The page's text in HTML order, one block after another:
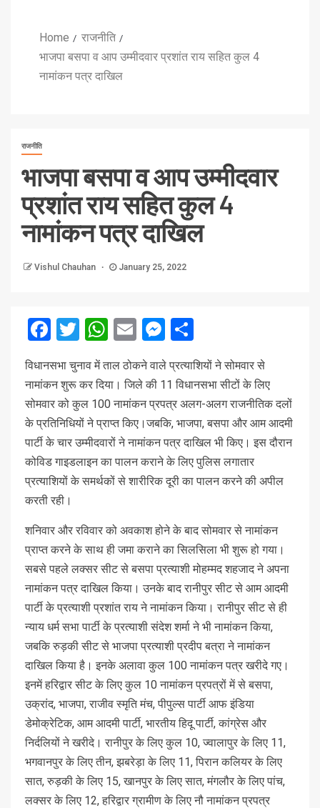
Home
राजनीति
भाजपा बसपा व आप उम्मीदवार प्रशांत राय सहित कुल 4
नामांकन पत्र दाखिल
राजनीति
भाजपा बसपा व आप उम्मीदवार
प्रशांत राय सहित कुल 4
नामांकन पत्र दाखिल
Vishul Chauhan January 25, 2022
Facebook
Twitter
WhatsApp
EmailMessenger
विधानसभा चुनाव में ताल ठोकने वाले प्रत्याशियों ने सोमवार से
नामांकन शुरू कर दिया। जिले की 11 विधानसभा सीटों के लिए
सोमवार को कुल 100 नामांकन प्रपत्र अलग-अलग राजनीतिक दलों
के प्रतिनिधियों ने प्राप्त किए।जबकि, भाजपा, बसपा और आम आदमी
पार्टी के चार उम्मीदवारों ने नामांकन पत्र दाखिल भी किए। इस दौरान
कोविड गाइडलाइन का पालन कराने के लिए पुलिस लगातार
प्रत्याशियों के समर्थकों से शारीरिक दूरी का पालन करने की अपील
करती रही।
शनिवार और रविवार को अवकाश होने के बाद सोमवार से नामांकन
प्राप्त करने के साथ ही जमा कराने का सिलसिला भी शुरू हो गया।
सबसे पहले लक्सर सीट से बसपा प्रत्याशी मोहम्मद शहजाद ने अपना
नामांकन पत्र दाखिल किया। उनके बाद रानीपुर सीट से आम आदमी
पार्टी के प्रत्याशी प्रशांत राय ने नामांकन किया। रानीपुर सीट से ही
न्याय धर्म सभा पार्टी के प्रत्याशी संदेश शर्मा ने भी नामांकन किया,
जबकि रुड़की सीट से भाजपा प्रत्याशी प्रदीप बत्रा ने नामांकन
दाखिल किया है। इनके अलावा कुल 100 नामांकन पत्र खरीदे गए।
इनमें हरिद्वार सीट के लिए कुल 10 नामांकन प्रपत्रों में से बसपा,
उक्रांद, भाजपा, राजीव स्मृति मंच, पीपुल्स पार्टी आफ इंडिया
डेमोक्रेटिक, आम आदमी पार्टी, भारतीय हिदू पार्टी, कांग्रेस और
निर्दलियों ने खरीदे। रानीपुर के लिए कुल 10, ज्वालापुर के लिए 11,
भगवानपुर के लिए तीन, झबरेड़ा के लिए 11, पिरान कलियर के लिए
सात, रुड़की के लिए 15, खानपुर के लिए सात, मंगलौर के लिए पांच,
लक्सर के लिए 12, हरिद्वार ग्रामीण के लिए नौ नामांकन प्रपत्र